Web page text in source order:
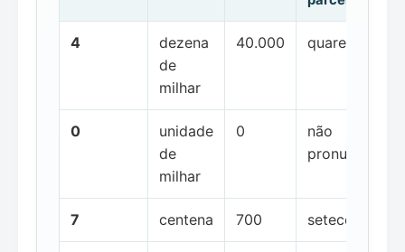
4
dezena
de
milhar
40.000 quarenta mil
0
unidade
de
milhar
0
não
pronunciada
7 centena 700 setecentos